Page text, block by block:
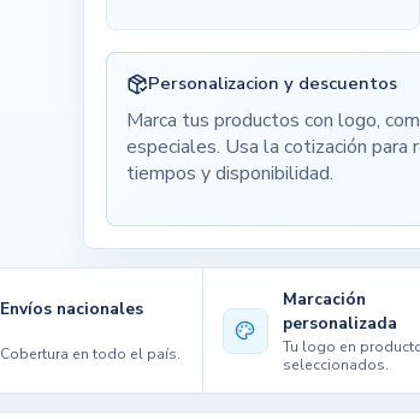
Personalizacion y descuentos
Marca tus productos con logo,
especiales. Usa la cotización para
tiempos y disponibilidad.
Envíos nacionales
Cobertura en todo el país.
Marcación
personalizada
Tu logo en
seleccionados.